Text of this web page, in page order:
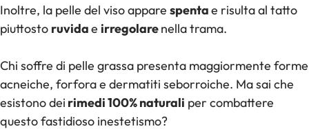
Inoltre, la pelle del viso appare spentae risulta al tatto
piuttosto ruvidae irregolarenella trama.
Chi soffre di pelle grassa presenta maggiormente forme
acneiche, forfora e dermatiti seborroiche. Ma sai che
esistono dei rimedi 100% naturali per combattere
questo fastidioso inestetismo?